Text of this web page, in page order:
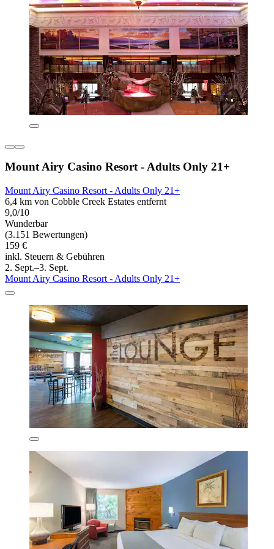
Mount Airy Casino Resort - Adults Only 21+
Mount Airy Casino Resort - Adults Only 21+
6,4 km von Cobble Creek Estates entfernt
9,0/10
Wunderbar
(3.151 Bewertungen)
159 €
inkl. Steuern & Gebühren
2. Sept.–3. Sept.
Mount Airy Casino Resort - Adults Only 21+